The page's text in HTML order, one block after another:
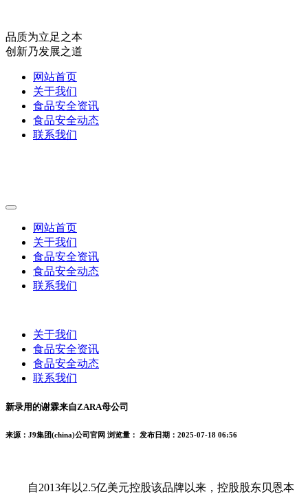
品质为立足之本
创新乃发展之道
网站首页
关于我们
食品安全资讯
食品安全动态
联系我们
网站首页
关于我们
食品安全资讯
食品安全动态
联系我们
关于我们
食品安全资讯
食品安全动态
联系我们
新录用的谢霖来自ZARA母公司
来源：J9集团(china)公司官网 浏览量： 发布日期：2025-07-18 06:56
自2013年以2.5亿美元控股该品牌以来，控股股东贝恩本